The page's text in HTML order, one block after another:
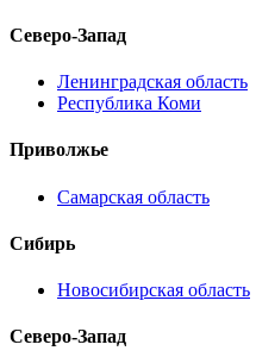
Северо-Запад
Ленинградская область
Республика Коми
Приволжье
Самарская область
Сибирь
Новосибирская область
Северо-Запад